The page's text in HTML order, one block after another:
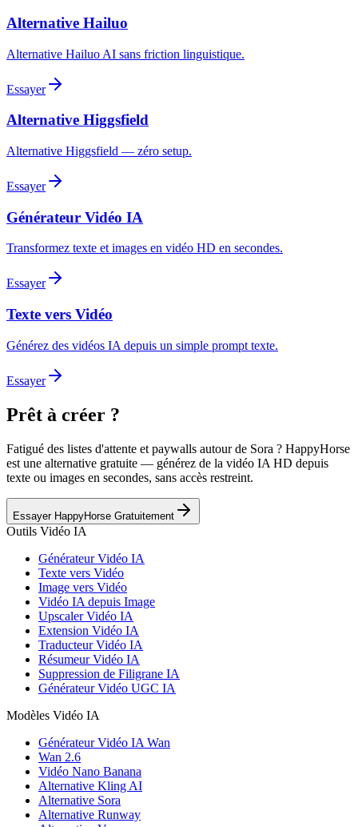
Alternative Hailuo
Alternative Hailuo AI sans friction linguistique.
Essayer
Alternative Higgsfield
Alternative Higgsfield — zéro setup.
Essayer
Générateur Vidéo IA
Transformez texte et images en vidéo HD en secondes.
Essayer
Texte vers Vidéo
Générez des vidéos IA depuis un simple prompt texte.
Essayer
Prêt à créer ?
Fatigué des listes d'attente et paywalls autour de Sora ? HappyHorse
est une alternative gratuite — générez de la vidéo IA HD depuis
texte ou images en secondes, sans accès restreint.
Essayer HappyHorse Gratuitement
Outils Vidéo IA
Générateur Vidéo IA
Texte vers Vidéo
Image vers Vidéo
Vidéo IA depuis Image
Upscaler Vidéo IA
Extension Vidéo IA
Traducteur Vidéo IA
Résumeur Vidéo IA
Suppression de Filigrane IA
Générateur Vidéo UGC IA
Modèles Vidéo IA
Générateur Vidéo IA Wan
Wan 2.6
Vidéo Nano Banana
Alternative Kling AI
Alternative Sora
Alternative Runway